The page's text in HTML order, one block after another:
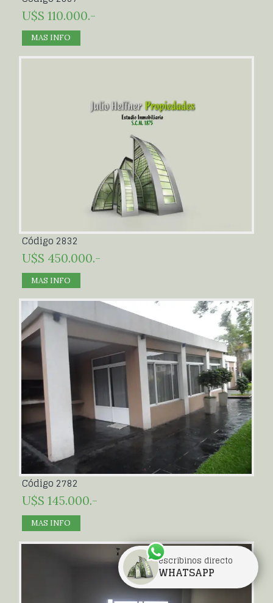
U$S 110.000.-
MAS INFO
Código 2832
U$S 450.000.-
MAS INFO
Código 2782
U$S 145.000.-
MAS INFO
escribinos directo
WHATSAPP